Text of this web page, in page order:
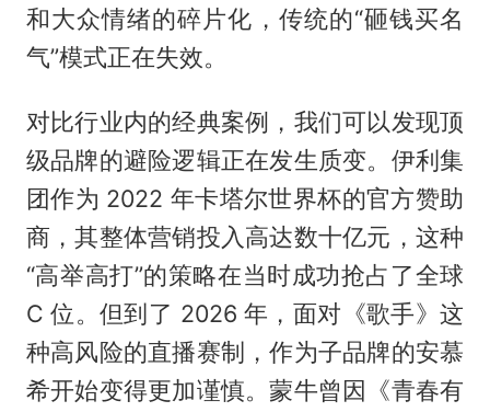
和大众情绪的碎片化，传统的“砸钱买名
气”模式正在失效。
对比行业内的经典案例，我们可以发现顶
级品牌的避险逻辑正在发生质变。伊利集
团作为 2022 年卡塔尔世界杯的官方赞助
商，其整体营销投入高达数十亿元，这种
“高举高打”的策略在当时成功抢占了全球
C 位。但到了 2026 年，面对《歌手》这
种高风险的直播赛制，作为子品牌的安慕
希开始变得更加谨慎。蒙牛曾因《青春有